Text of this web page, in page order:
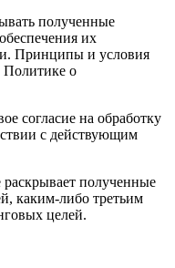
полученные
их
Принципы и условия
о
согласие на обработку
с действующим
полученные
каким-либо третьим
целей.